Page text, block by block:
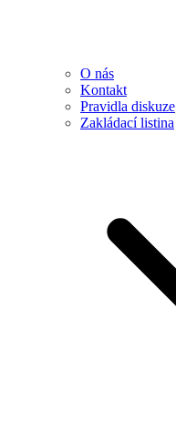
O nás
Kontakt
Pravidla diskuze
Zakládací listina